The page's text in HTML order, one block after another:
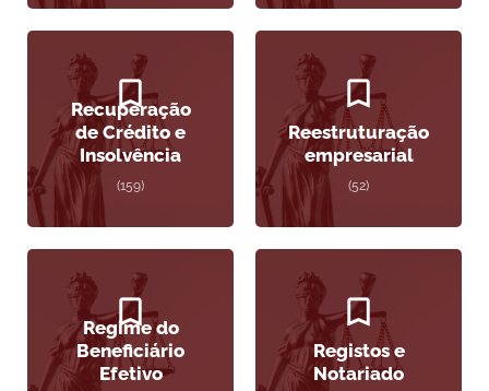
Recuperação
de Crédito e
Insolvência
(159)
Reestruturação
empresarial
(52)
Regime do
Beneficiário
Efetivo
Registos e
Notariado